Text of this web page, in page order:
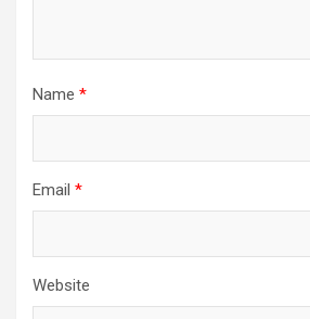
Name *
Email *
Website